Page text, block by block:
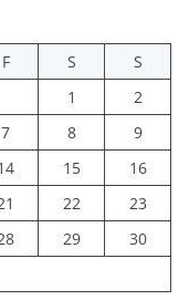
F S
S
1
2
7 8
9
15
16
22
23
29
30